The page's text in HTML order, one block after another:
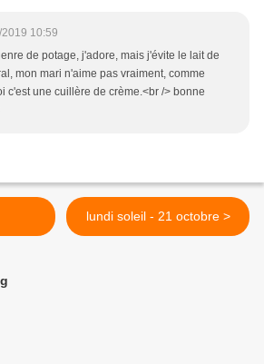
10:59
de potage, j'adore, mais j'évite le lait de
mon mari n'aime pas vraiment, comme
c'est une cuillère de crème.<br /> bonne
lundi soleil - 21 octobre >